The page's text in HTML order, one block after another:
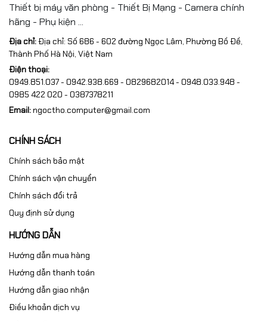
Thiết bị máy văn phòng - Thiết Bị Mạng - Camera chính
hãng - Phụ kiện ...
Địa chỉ:Địa chỉ: Số 686 - 602 đường Ngọc Lâm, Phường Bồ Đề,
Thành Phố Hà Nội, Việt Nam
Điện thoại:
0949.851.037 - 0942.938.669 - 0829682014 - 0948.033.948 -
0985 422 020 - 0387378211
Email:ngoctho.computer@gmail.com
CHÍNH SÁCH
Chính sách bảo mật
Chính sách vận chuyển
Chính sách đổi trả
Quy định sử dụng
HƯỚNG DẪN
Hướng dẫn mua hàng
Hướng dẫn thanh toán
Hướng dẫn giao nhận
Điều khoản dịch vụ